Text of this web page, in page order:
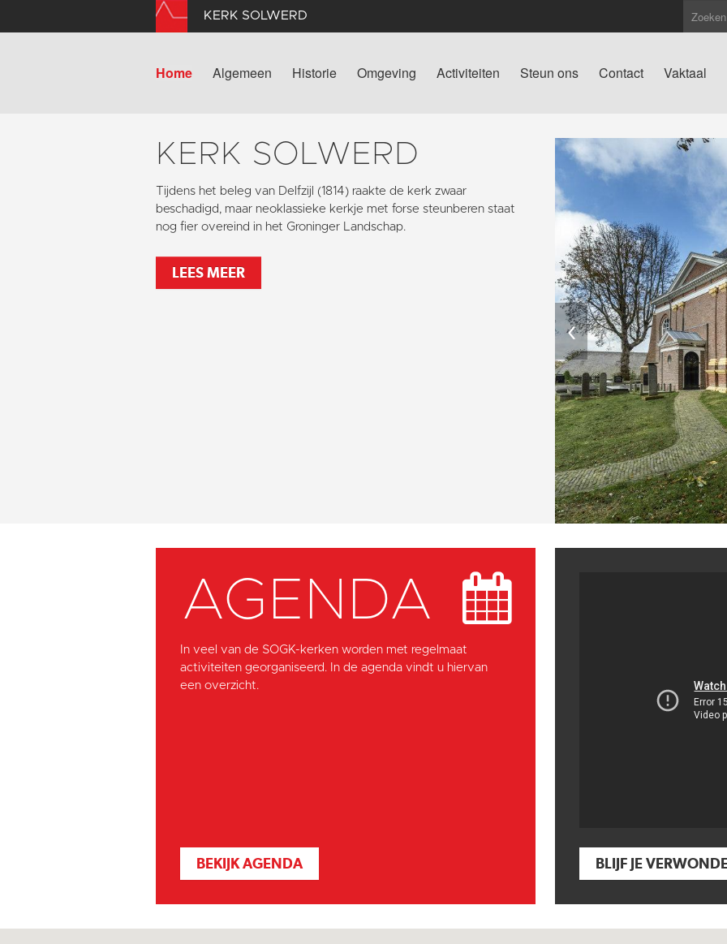
KERK SOLWERD
Home Algemeen Historie Omgeving Activiteiten Steun ons Contact Vaktaal
KERK SOLWERD
Tijdens het beleg van Delfzijl (1814) raakte de kerk zwaar
beschadigd, maar neoklassieke kerkje met forse steunberen staat
nog fier overeind in het Groninger Landschap.
LEES MEER
‹
AGENDA
In veel van de SOGK-kerken worden met regelmaat
activiteiten georganiseerd. In de agenda vindt u hiervan
een overzicht.
BEKIJK AGENDA BLIJF JE